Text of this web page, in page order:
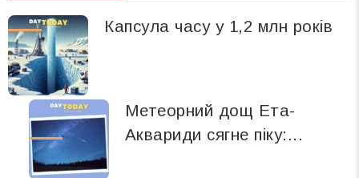
Капсула часу у 1,2 млн років
Метеорний дощ Ета-
Аквариди сягне піку:...